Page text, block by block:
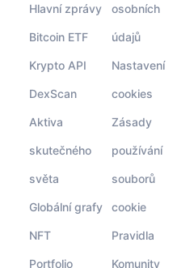
Hlavní zprávy
Bitcoin ETF
Krypto API
DexScan
Aktiva
skutečného
světa
Globální grafy
NFT
Portfolio
osobních
údajů
Nastavení
cookies
Zásady
používání
souborů
cookie
Pravidla
Komunity